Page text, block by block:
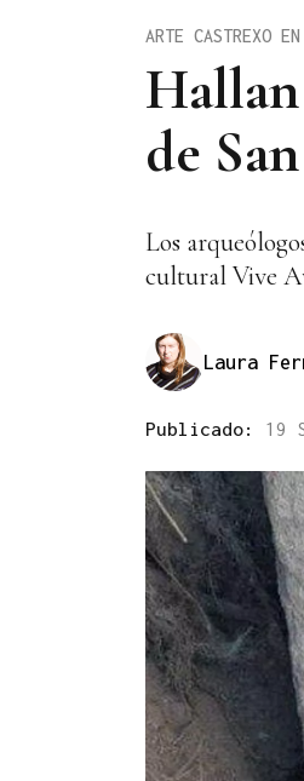
de
ARTE CASTREXO
Los
cultural Vive
Laura
Publicado: 19